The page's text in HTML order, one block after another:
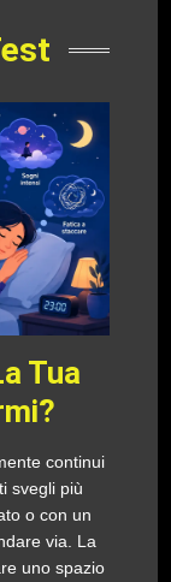
Tua
continui
svegli più
o con un
via. La
uno spazio